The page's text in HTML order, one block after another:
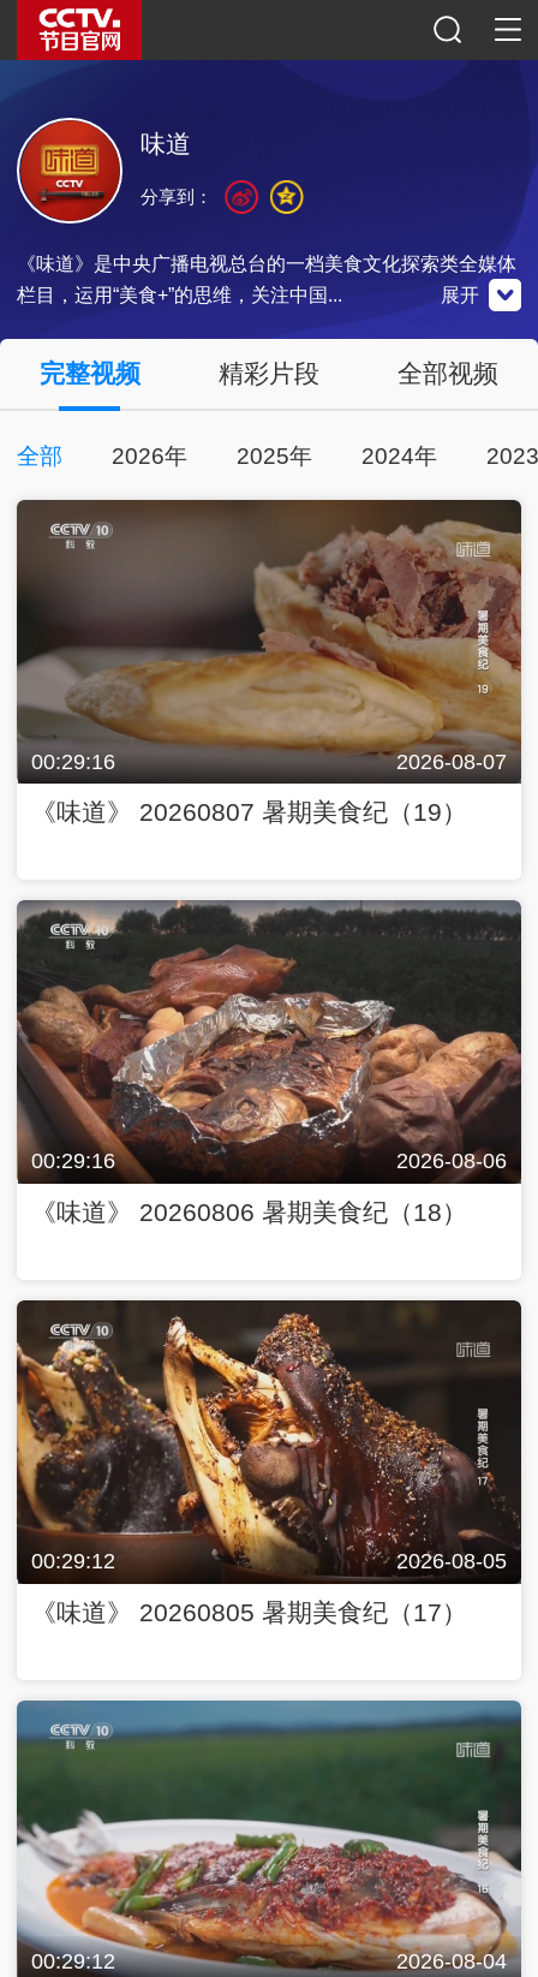
味道
《味道》是中央广播电视总台的一档美食文化探索类全媒体
栏目，运用“美食+”的思维，关注中国...
央视影音
点击下载
展开
分享到：
完整视频 精彩片段 全部视频
全部 2026年 2025年 2024年
00:29:16 2026-08-07
《味道》 20260807 暑期美食纪（19）
00:29:16 2026-08-06
《味道》 20260806 暑期美食纪（18）
00:29:12 2026-08-05
《味道》 20260805 暑期美食纪（17）
00:29:12 2026-08-04